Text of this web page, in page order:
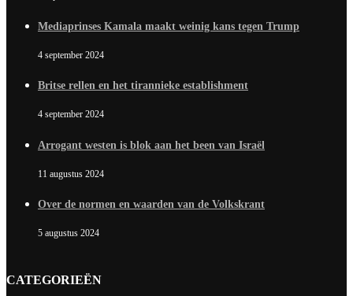
Mediaprinses Kamala maakt weinig kans tegen Trump
4 september 2024
Britse rellen en het tirannieke establishment
4 september 2024
Arrogant westen is blok aan het been van Israël
11 augustus 2024
Over de normen en waarden van de Volkskrant
5 augustus 2024
CATEGORIEËN